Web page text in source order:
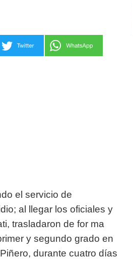
el servicio de
al llegar los oficiales y
trasladaron de for ma
y segundo grado en
durante cuatro días